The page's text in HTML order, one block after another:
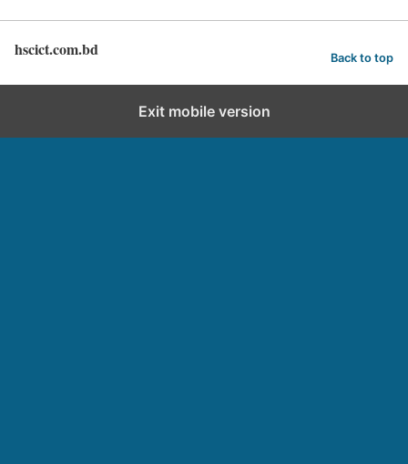
hscict.com.bd Back to top
Exit mobile version